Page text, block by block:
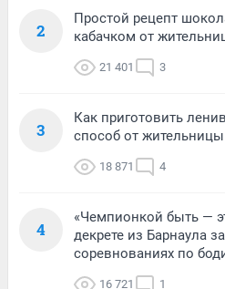
2
Простой рецепт
кабачком от
21 401 3
3
Как приготовить
способ от
18 871 4
4
«Чемпионкой быть —
декрете из Барнаула
соревнованиях по
16 721 1